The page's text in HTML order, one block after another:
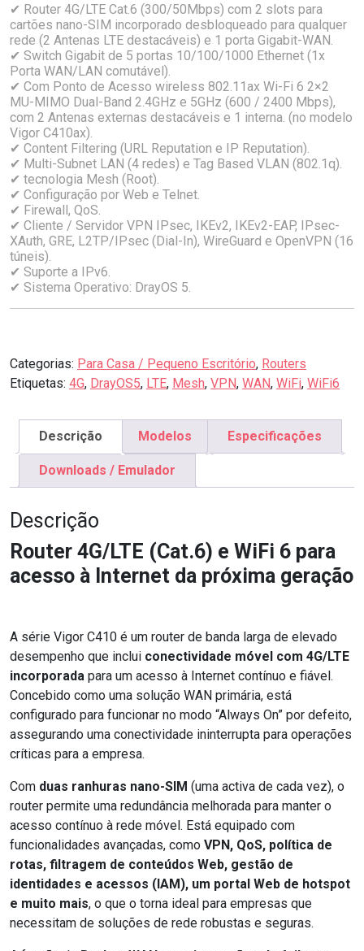
✔ Router 4G/LTE Cat.6 (300/50Mbps) com 2 slots para
cartões nano-SIM incorporado desbloqueado para qualquer
rede (2 Antenas LTE destacáveis) e 1 porta Gigabit-WAN.
✔ Switch Gigabit de 5 portas 10/100/1000 Ethernet (1x
Porta WAN/LAN comutável).
✔ Com Ponto de Acesso wireless 802.11ax Wi-Fi 6 2×2
MU-MIMO Dual-Band 2.4GHz e 5GHz (600 / 2400 Mbps),
com 2 Antenas externas destacáveis e 1 interna. (no modelo
Vigor C410ax).
✔ Content Filtering (URL Reputation e IP Reputation).
✔ Multi-Subnet LAN (4 redes) e Tag Based VLAN (802.1q).
✔ tecnologia Mesh (Root).
✔ Configuração por Web e Telnet.
✔ Firewall, QoS.
✔ Cliente / Servidor VPN IPsec, IKEv2, IKEv2-EAP, IPsec-
XAuth, GRE, L2TP/IPsec (Dial-In), WireGuard e OpenVPN (16
túneis).
✔ Suporte a IPv6.
✔ Sistema Operativo: DrayOS 5.
Categorias: Para Casa / Pequeno Escritório, Routers
Etiquetas: 4G, DrayOS5, LTE, Mesh, VPN, WAN, WiFi, WiFi6
Descrição Modelos Especificações
Downloads / Emulador
Descrição
Router 4G/LTE (Cat.6) e WiFi 6 para
acesso à Internet da próxima geração
A série Vigor C410 é um router de banda larga de elevado
desempenho que inclui conectividade móvel com 4G/LTE
incorporada para um acesso à Internet contínuo e fiável.
Concebido como uma solução WAN primária, está
configurado para funcionar no modo “Always On” por defeito,
assegurando uma conectividade ininterrupta para operações
críticas para a empresa.
Com duas ranhuras nano-SIM (uma activa de cada vez), o
router permite uma redundância melhorada para manter o
acesso contínuo à rede móvel. Está equipado com
funcionalidades avançadas, como VPN, QoS, política de
rotas, filtragem de conteúdos Web, gestão de
identidades e acessos (IAM), um portal Web de hotspot
e muito mais, o que o torna ideal para empresas que
necessitam de soluções de rede robustas e seguras.